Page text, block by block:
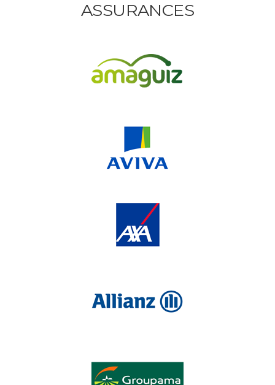
ASSURANCES